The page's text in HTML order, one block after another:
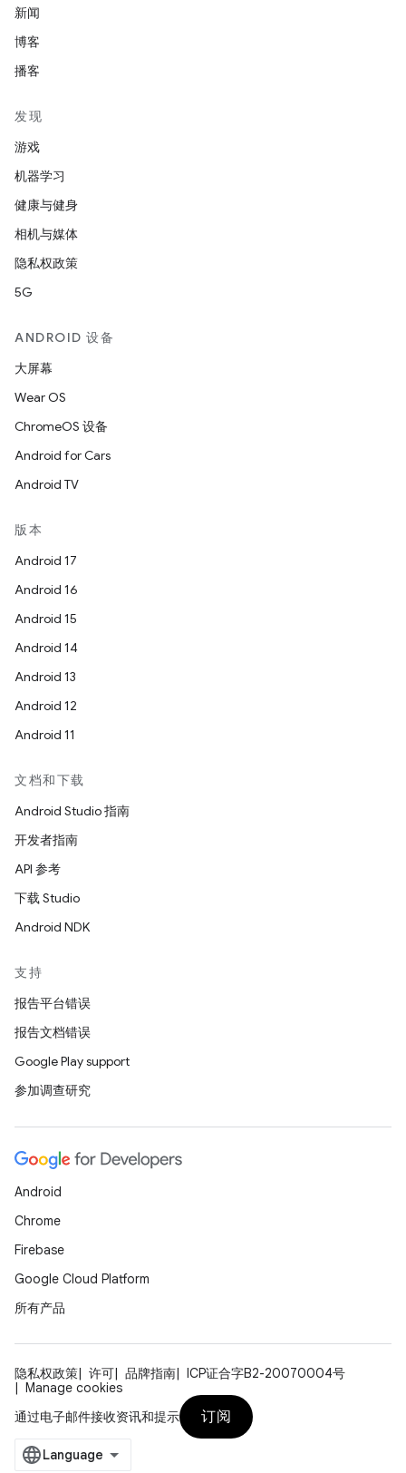
新闻
博客
播客
发现
游戏
机器学习
健康与健身
相机与媒体
隐私权政策
5G
ANDROID 设备
大屏幕
Wear OS
ChromeOS 设备
Android for Cars
Android TV
版本
Android 17
Android 16
Android 15
Android 14
Android 13
Android 12
Android 11
文档和下载
Android Studio 指南
开发者指南
API 参考
下载 Studio
Android NDK
支持
报告平台错误
报告文档错误
Google Play support
参加调查研究
Android
Chrome
Firebase
Google Cloud Platform
所有产品
隐私权政策 许可 品牌指南
ICP证合字B2-20070004号
Manage cookies
通过电子邮件接收资讯和提示
订阅